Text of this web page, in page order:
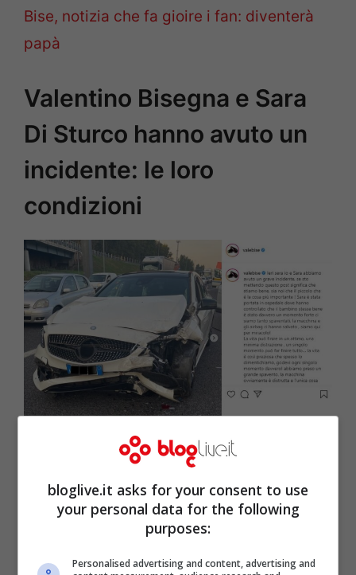
Bise, notizia che fa gioire i fan: diventerà
papà
Valentino Bisegna e Sara
Di Sturco hanno avuto un
incidente: le loro
condizioni
Valentino Bisegne post Instagram (screenshot)
Valentino ha scritto un
sul suo profilo Instagram per dire che cosa
è successo. Non ha specificato le
dinamiche dell’incidente, ha messo
bloglive.it asks for your consent to use
your personal data for the following
purposes:
Personalised advertising and content, advertising and